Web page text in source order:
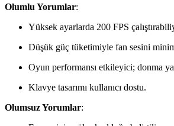
Olumlu Yorumlar:
Yüksek ayarlarda 200 FPS
Düşük güç tüketimiyle fan sesini
Oyun performansı etkileyici; donma
Klavye tasarımı kullanıcı dostu.
Olumsuz Yorumlar: